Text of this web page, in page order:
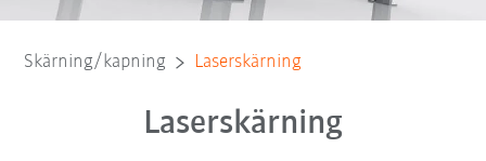
Skärning/kapning Laserskärning
Laserskärning